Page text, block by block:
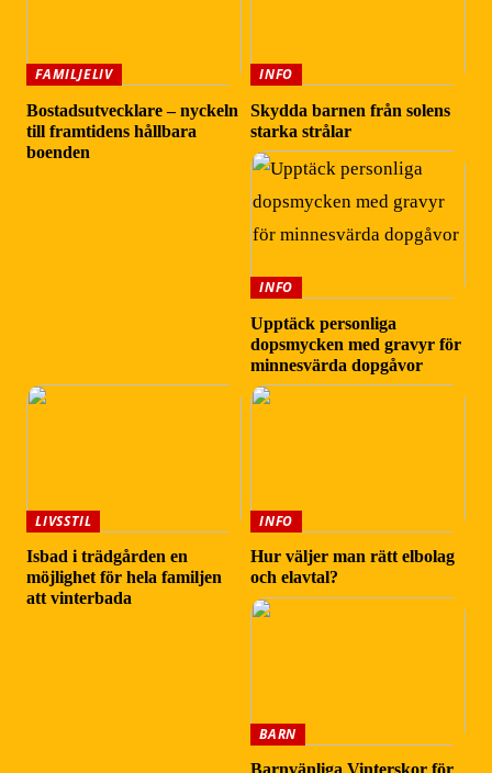
FAMILJELIV
Bostadsutvecklare – nyckeln
till framtidens hållbara
boenden
INFO
Skydda barnen från solens
starka strålar
INFO
Upptäck personliga
dopsmycken med gravyr för
minnesvärda dopgåvor
LIVSSTIL
Isbad i trädgården en
möjlighet för hela familjen
att vinterbada
INFO
Hur väljer man rätt elbolag
och elavtal?
BARN